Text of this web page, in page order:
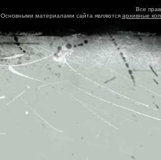
Все
Основными материалами сайта являются архивные